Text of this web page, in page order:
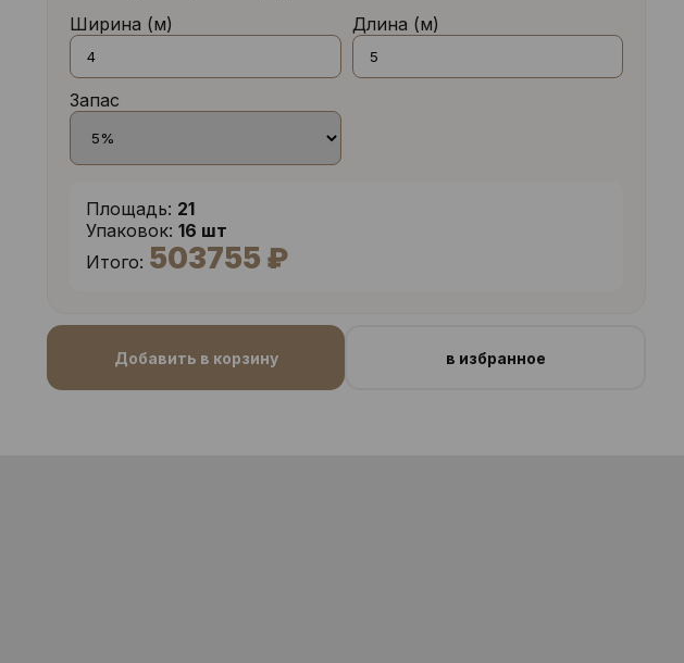
Ширина (м) Длина (м)
Запас
Площадь: 21
Упаковок: 16 шт
Итого: 503755 ₽
Добавить в корзину в избранное